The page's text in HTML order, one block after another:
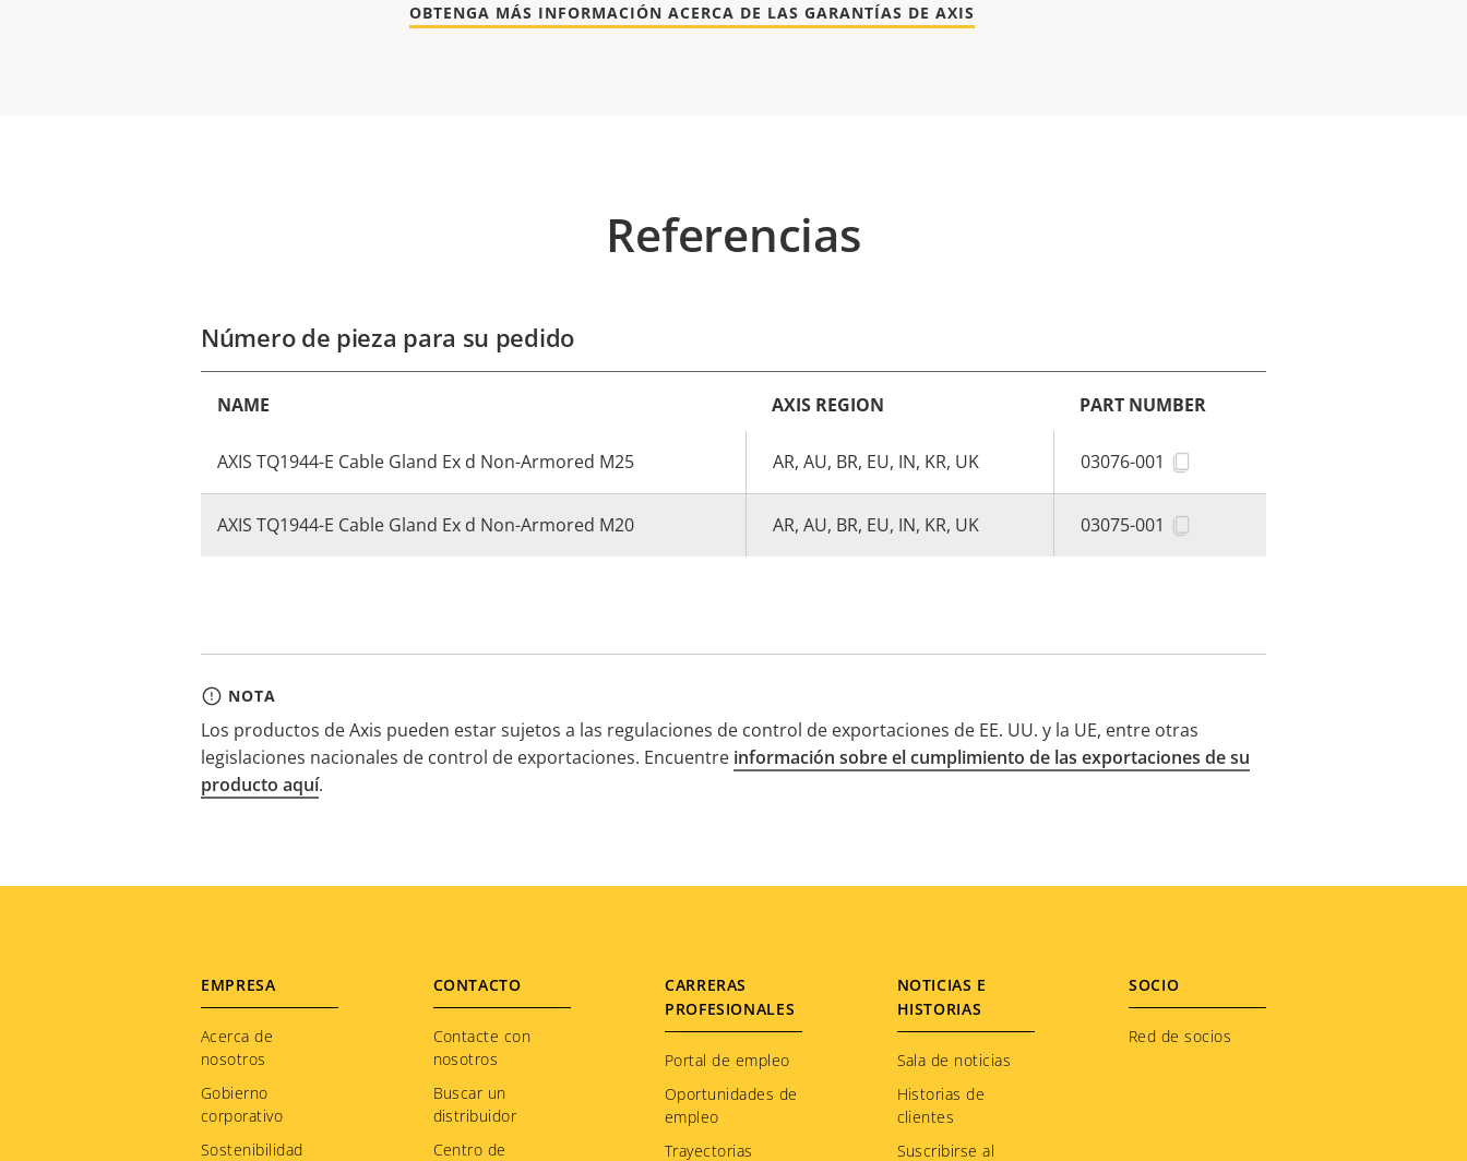
OBTENGA MÁS INFORMACIÓN ACERCA DE LAS GARANTÍAS DE AXIS
Referencias
Número de pieza para su pedido
NAME AXIS REGION PART NUMBER
AXIS TQ1944-E Cable Gland Ex d Non-Armored M25 AR, AU, BR, EU, IN, KR, UK 03076-001
AXIS TQ1944-E Cable Gland Ex d Non-Armored M20 AR, AU, BR, EU, IN, KR, UK 03075-001
NOTA
Los productos de Axis pueden estar sujetos a las regulaciones de control de exportaciones de EE. UU. y la UE, entre otras
legislaciones nacionales de control de exportaciones. Encuentre información sobre el cumplimiento de las exportaciones de su
producto aquí.
Footer
menu
EMPRESA
Acerca de
nosotros
Gobierno
corporativo
Sostenibilidad
CONTACTO
Contacte con
nosotros
Buscar un
distribuidor
Centro de
CARRERAS
PROFESIONALES
Portal de empleo
Oportunidades de
empleo
Trayectorias
NOTICIAS E
HISTORIAS
Sala de noticias
Historias de
clientes
Suscribirse al
SOCIO
Red de socios